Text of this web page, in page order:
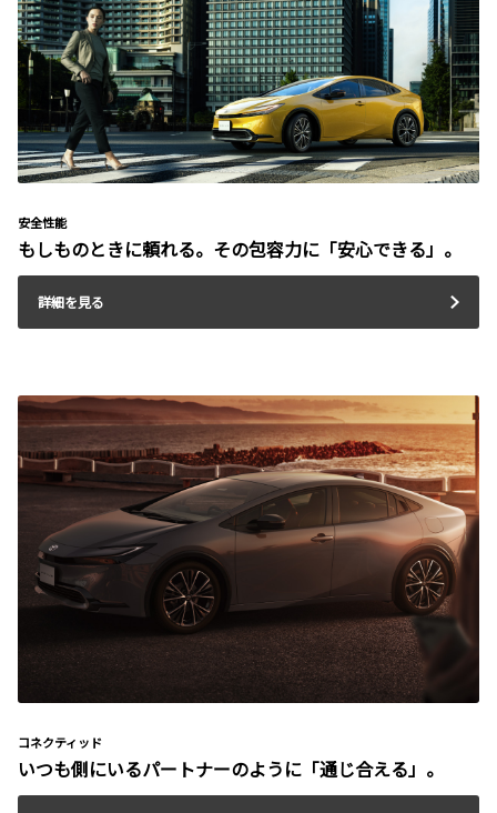
安全性能
もしものときに頼れる。その包容力に「安心できる」。
詳細を見る
コネクティッド
いつも側にいるパートナーのように「通じ合える」。